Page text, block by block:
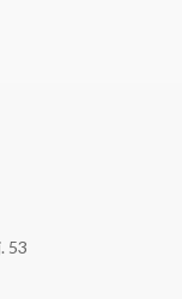
53